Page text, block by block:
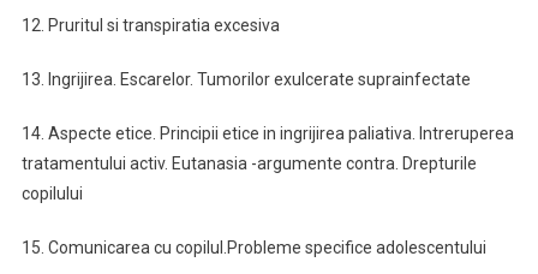
12. Pruritul si transpiratia excesiva
13. Ingrijirea. Escarelor. Tumorilor exulcerate suprainfectate
14. Aspecte etice. Principii etice in ingrijirea paliativa. Intreruperea
tratamentului activ. Eutanasia -argumente contra. Drepturile
copilului
15. Comunicarea cu copilul.Probleme specifice adolescentului